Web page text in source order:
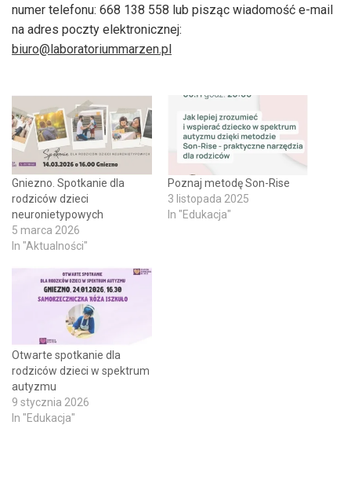
numer telefonu: 668 138 558 lub pisząc wiadomość e-mail
na adres poczty elektronicznej:
biuro@laboratoriummarzen.pl
Gniezno. Spotkanie dla
rodziców dzieci
neuronietypowych
5 marca 2026
In "Aktualności"
Poznaj metodę Son-Rise
3 listopada 2025
In "Edukacja"
Otwarte spotkanie dla
rodziców dzieci w spektrum
autyzmu
9 stycznia 2026
In "Edukacja"